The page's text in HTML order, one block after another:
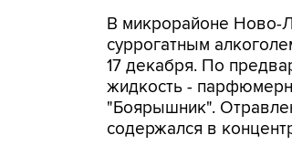
В микрорайоне Ново-
суррогатным
17 декабря. По
жидкость -
"Боярышник".
содержался в